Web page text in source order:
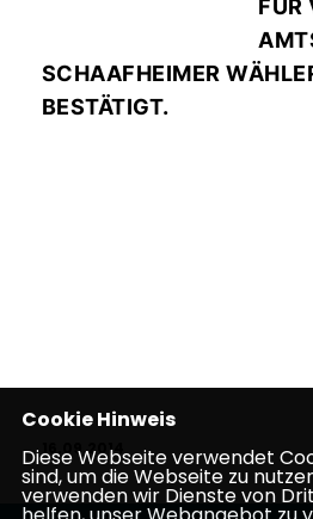
FÜR
SCHAAFHEIMER
BESTÄTIGT.
16.09.2014
Cookie Hinweis
Diese Webseite verwendet
sind, um die Webseite zu
verwenden wir Dienste von